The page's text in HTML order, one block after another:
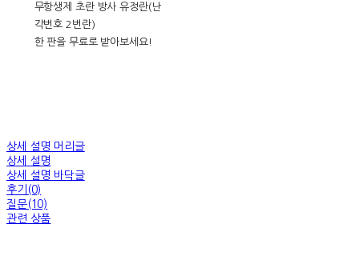
무항생제 초란 방사 유정란(난
각번호 2번란)
한 판을 무료로 받아보세요!
상세 설명 머리글
상세 설명
상세 설명 바닥글
후기(0)
질문(10)
관련 상품